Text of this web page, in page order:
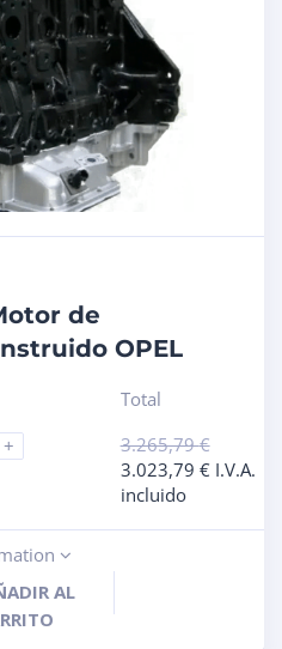
de
OPEL
+
Total
3.265,79€
3.023,79 € I.V.A.
incluido
AL